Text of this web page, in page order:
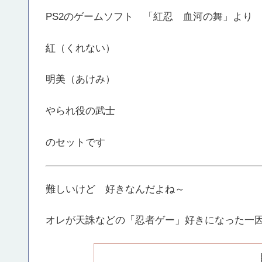
PS2のゲームソフト 「紅忍 血河の舞」より
紅（くれない）
明美（あけみ）
やられ役の武士
のセットです
難しいけど 好きなんだよね～
オレが天誅などの「忍者ゲー」好きになった一